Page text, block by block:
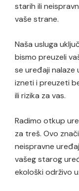
starih ili
vaše strane.
Naša usluga
bismo preuzeli
se uređaji nalaze
izneti i preuzeti
ili rizika za vas.
Radimo otkup
za treš. Ovo
neispravne
vašeg starog
ekološki održivo